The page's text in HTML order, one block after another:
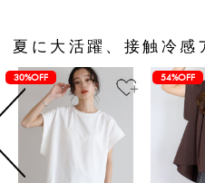
夏に大活躍、接触冷感
30%OFF 54%OFF